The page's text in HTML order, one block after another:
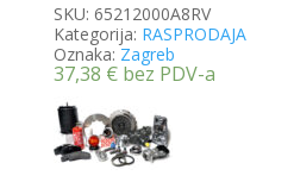
SKU: 65212000A8RV
Kategorija: RASPRODAJA
Oznaka: Zagreb
37,38 € bez PDV-a